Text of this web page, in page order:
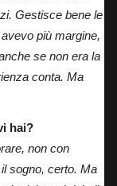
Gestisce bene le
più margine,
se non era la
conta. Ma
hai?
non con
sogno, certo. Ma